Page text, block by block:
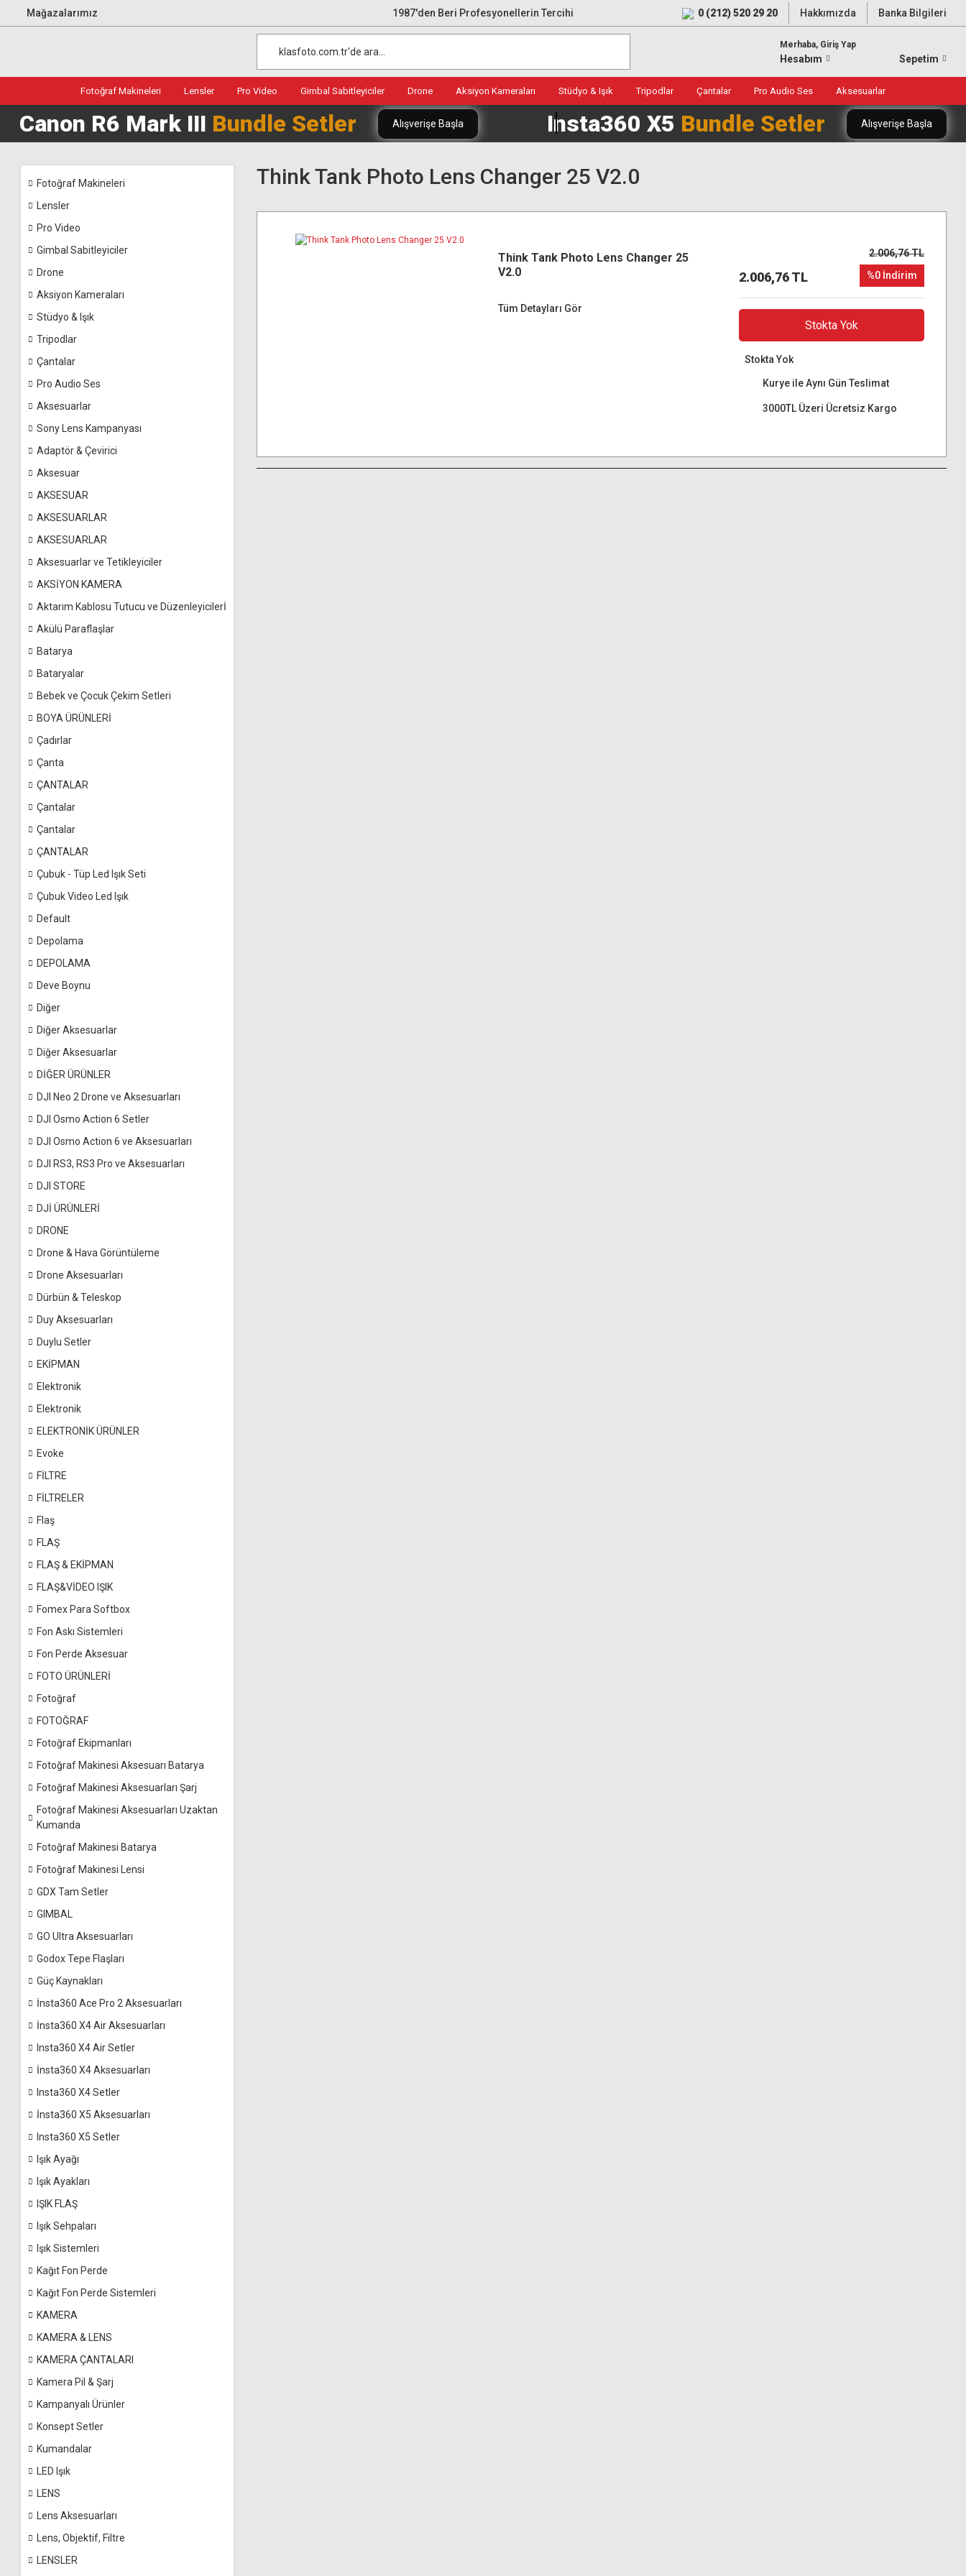
Mağazalarımız 1987'den Beri Profesyonellerin Tercihi 0 (212) 520 29 20 Hakkımızda Banka Bilgileri
Merhaba, Giriş Yap
Hesabım Sepetim
Fotoğraf Makineleri Lensler Pro Video Gimbal Sabitleyiciler Drone Aksiyon Kameraları Stüdyo & Işık Tripodlar Çantalar Pro Audio Ses Aksesuarlar
Canon R6 Mark III Bundle Setler Alışverişe Başla Insta360 X5 Bundle Setler Alışverişe Başla
Fotoğraf Makineleri
Lensler
Pro Video
Gimbal Sabitleyiciler
Drone
Aksiyon Kameraları
Stüdyo & Işık
Tripodlar
Çantalar
Pro Audio Ses
Aksesuarlar
Sony Lens Kampanyası
Adaptör & Çevirici
Aksesuar
AKSESUAR
AKSESUARLAR
AKSESUARLAR
Aksesuarlar ve Tetikleyiciler
AKSİYON KAMERA
Aktarım Kablosu Tutucu ve Düzenleyicilerİ
Akülü Paraflaşlar
Batarya
Bataryalar
Bebek ve Çocuk Çekim Setleri
BOYA ÜRÜNLERİ
Çadırlar
Çanta
ÇANTALAR
Çantalar
Çantalar
ÇANTALAR
Çubuk - Tüp Led Işık Seti
Çubuk Video Led Işık
Default
Depolama
DEPOLAMA
Deve Boynu
Diğer
Diğer Aksesuarlar
Diğer Aksesuarlar
DİĞER ÜRÜNLER
DJI Neo 2 Drone ve Aksesuarları
DJI Osmo Action 6 Setler
DJI Osmo Action 6 ve Aksesuarları
DJI RS3, RS3 Pro ve Aksesuarları
DJI STORE
DJİ ÜRÜNLERİ
DRONE
Drone & Hava Görüntüleme
Drone Aksesuarları
Dürbün & Teleskop
Duy Aksesuarları
Duylu Setler
EKİPMAN
Elektronik
Elektronik
ELEKTRONİK ÜRÜNLER
Evoke
FİLTRE
FİLTRELER
Flaş
FLAŞ
FLAŞ & EKİPMAN
FLAŞ&VİDEO IŞIK
Fomex Para Softbox
Fon Askı Sistemleri
Fon Perde Aksesuar
FOTO ÜRÜNLERİ
Fotoğraf
FOTOĞRAF
Fotoğraf Ekipmanları
Fotoğraf Makinesi Aksesuarı Batarya
Fotoğraf Makinesi Aksesuarları Şarj
Fotoğraf Makinesi Aksesuarları Uzaktan
Kumanda
Fotoğraf Makinesi Batarya
Fotoğraf Makinesi Lensi
GDX Tam Setler
GIMBAL
GO Ultra Aksesuarları
Godox Tepe Flaşları
Güç Kaynakları
İnsta360 Ace Pro 2 Aksesuarları
İnsta360 X4 Air Aksesuarları
Insta360 X4 Air Setler
İnsta360 X4 Aksesuarları
Insta360 X4 Setler
İnsta360 X5 Aksesuarları
Insta360 X5 Setler
Işık Ayağı
Işık Ayakları
IŞIK FLAŞ
Işık Sehpaları
Işık Sistemleri
Kağıt Fon Perde
Kağıt Fon Perde Sistemleri
KAMERA
KAMERA & LENS
KAMERA ÇANTALARI
Kamera Pil & Şarj
Kampanyalı Ürünler
Konsept Setler
Kumandalar
LED Işık
LENS
Lens Aksesuarları
Lens, Objektif, Filtre
LENSLER
Think Tank Photo Lens Changer 25 V2.0
Think Tank Photo Lens Changer 25
V2.0
Tüm Detayları Gör
2.006,76 TL
2.006,76 TL
%0 İndirim
Stokta Yok
Stokta Yok
Kurye ile Aynı Gün Teslimat
3000TL Üzeri Ücretsiz Kargo